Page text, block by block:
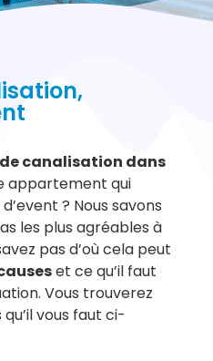
canalisation dans
appartement qui
? Nous savons
les plus agréables à
pas d’où cela peut
et ce qu’il faut
Vous trouverez
vous faut ci-